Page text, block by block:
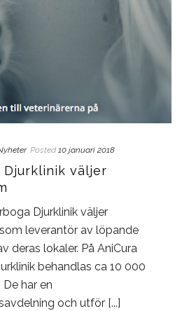
Posted 10 januari 2018
Djurklinik väljer
Djurklinik väljer
leverantör av löpande
deras lokaler. På AniCura
behandlas ca 10 000
De har en
och utför [...]